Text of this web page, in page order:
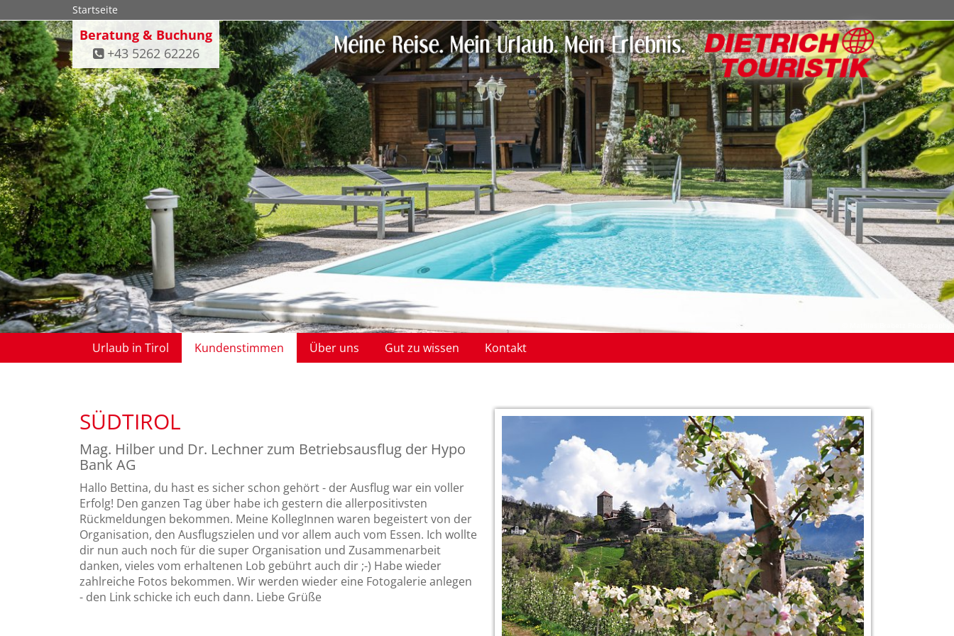
Startseite
Beratung & Buchung
+43 5262 62226
Urlaub in Tirol
Kundenmeinungen
Qualitätszertifikate
Kundenstimmen Über uns Gut zu wissen
Standardinformationsblatt
Kontakt
SÜDTIROL
Mag. Hilber und Dr. Lechner zum Betriebsausflug der Hypo
Bank AG
Hallo Bettina, du hast es sicher schon gehört - der Ausflug war ein voller
Erfolg! Den ganzen Tag über habe ich gestern die allerpositivsten
Rückmeldungen bekommen. Meine KollegInnen waren begeistert von der
Organisation, den Ausflugszielen und vor allem auch vom Essen. Ich wollte
dir nun auch noch für die super Organisation und Zusammenarbeit
danken, vieles vom erhaltenen Lob gebührt auch dir ;-) Habe wieder
zahlreiche Fotos bekommen. Wir werden wieder eine Fotogalerie anlegen
- den Link schicke ich euch dann. Liebe Grüße